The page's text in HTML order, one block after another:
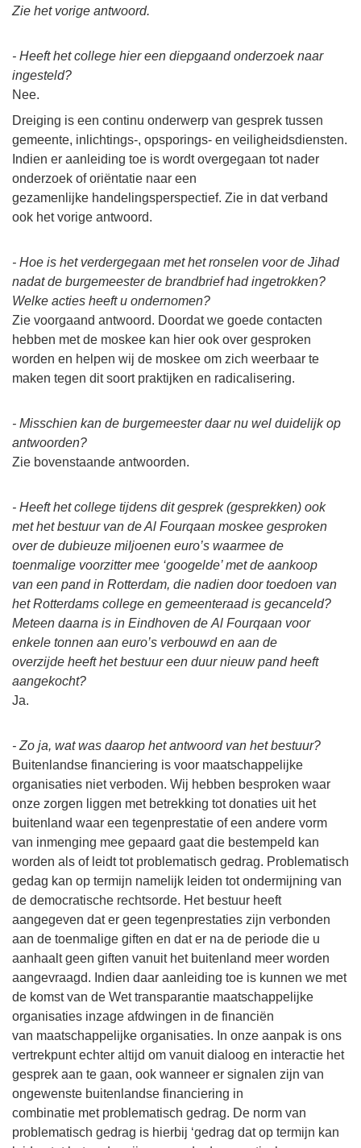
Zie het vorige antwoord.
- Heeft het college hier een diepgaand onderzoek naar
ingesteld?
Nee.
Dreiging is een continu onderwerp van gesprek tussen
gemeente, inlichtings-, opsporings- en veiligheidsdiensten.
Indien er aanleiding toe is wordt overgegaan tot nader
onderzoek of oriëntatie naar een
gezamenlijke handelingsperspectief. Zie in dat verband
ook het vorige antwoord.
- Hoe is het verdergegaan met het ronselen voor de Jihad
nadat de burgemeester de brandbrief had ingetrokken?
Welke acties heeft u ondernomen?
Zie voorgaand antwoord. Doordat we goede contacten
hebben met de moskee kan hier ook over gesproken
worden en helpen wij de moskee om zich weerbaar te
maken tegen dit soort praktijken en radicalisering.
- Misschien kan de burgemeester daar nu wel duidelijk op
antwoorden?
Zie bovenstaande antwoorden.
- Heeft het college tijdens dit gesprek (gesprekken) ook
met het bestuur van de Al Fourqaan moskee gesproken
over de dubieuze miljoenen euro’s waarmee de
toenmalige voorzitter mee ‘googelde’ met de aankoop
van een pand in Rotterdam, die nadien door toedoen van
het Rotterdams college en gemeenteraad is gecanceld?
Meteen daarna is in Eindhoven de Al Fourqaan voor
enkele tonnen aan euro’s verbouwd en aan de
overzijde heeft het bestuur een duur nieuw pand heeft
aangekocht?
Ja.
- Zo ja, wat was daarop het antwoord van het bestuur?
Buitenlandse financiering is voor maatschappelijke
organisaties niet verboden. Wij hebben besproken waar
onze zorgen liggen met betrekking tot donaties uit het
buitenland waar een tegenprestatie of een andere vorm
van inmenging mee gepaard gaat die bestempeld kan
worden als of leidt tot problematisch gedrag. Problematisch
gedag kan op termijn namelijk leiden tot ondermijning van
de democratische rechtsorde. Het bestuur heeft
aangegeven dat er geen tegenprestaties zijn verbonden
aan de toenmalige giften en dat er na de periode die u
aanhaalt geen giften vanuit het buitenland meer worden
aangevraagd. Indien daar aanleiding toe is kunnen we met
de komst van de Wet transparantie maatschappelijke
organisaties inzage afdwingen in de financiën
van maatschappelijke organisaties. In onze aanpak is ons
vertrekpunt echter altijd om vanuit dialoog en interactie het
gesprek aan te gaan, ook wanneer er signalen zijn van
ongewenste buitenlandse financiering in
combinatie met problematisch gedrag. De norm van
problematisch gedrag is hierbij ‘gedrag dat op termijn kan